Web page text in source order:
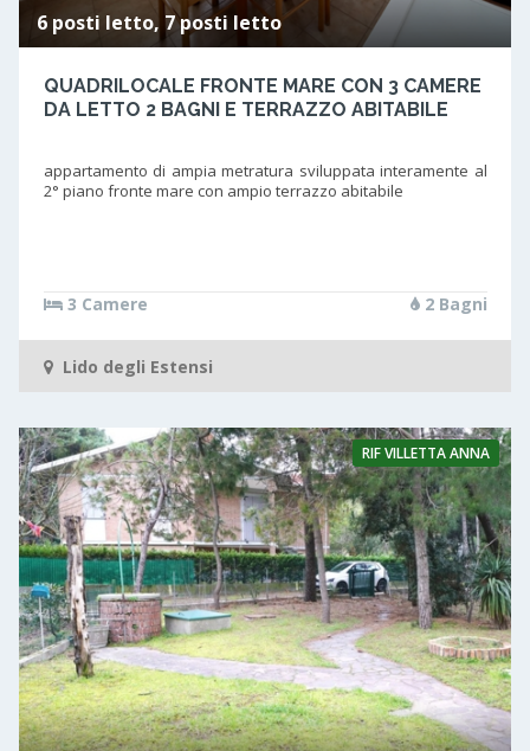
6 posti letto, 7 posti letto
QUADRILOCALE FRONTE MARE CON 3 CAMERE
DA LETTO 2 BAGNI E TERRAZZO ABITABILE
appartamento di ampia metratura sviluppata interamente al
2° piano fronte mare con ampio terrazzo abitabile
3 Camere 2 Bagni
Lido degli Estensi
RIFVILLETTA ANNA